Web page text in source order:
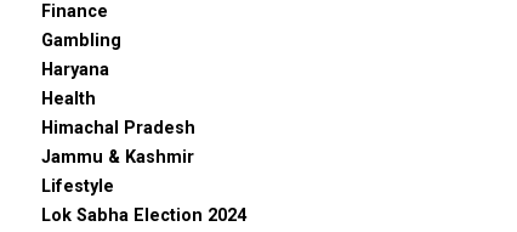
Finance
Gambling
Haryana
Health
Himachal Pradesh
Jammu & Kashmir
Lifestyle
Lok Sabha Election 2024